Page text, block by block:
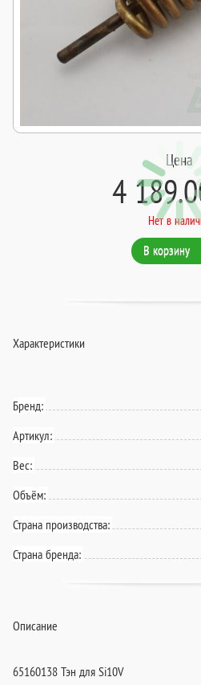
Цена
4
Нет в
В корзину
Характеристики
Бренд:
Артикул:
Вес:
Объём:
Страна производства:
Страна бренда:
Описание
65160138 Тэн для Si10V